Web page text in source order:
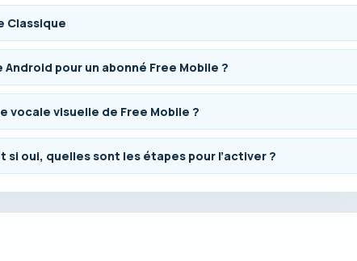
Classique
pour un abonné Free Mobile ?
visuelle de Free Mobile ?
oui, quelles sont les étapes pour l’activer ?